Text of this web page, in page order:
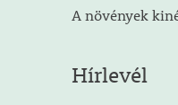
A növények
Hírlevél